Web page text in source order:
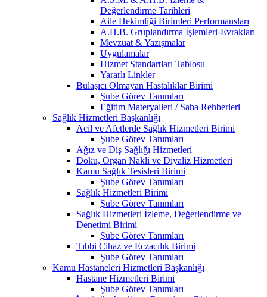
Değerlendirme Tarihleri
Aile Hekimliği Birimleri Performansları
A.H.B. Gruplandırma İşlemleri-Evrakları
Mevzuat & Yazışmalar
Uygulamalar
Hizmet Standartları Tablosu
Yararlı Linkler
Bulaşıcı Olmayan Hastalıklar Birimi
Şube Görev Tanımları
Eğitim Materyalleri / Saha Rehberleri
Sağlık Hizmetleri Başkanlığı
Acil ve Afetlerde Sağlık Hizmetleri Birimi
Şube Görev Tanımları
Ağız ve Diş Sağlığı Hizmetleri
Doku, Organ Nakli ve Diyaliz Hizmetleri
Kamu Sağlık Tesisleri Birimi
Şube Görev Tanımları
Sağlık Hizmetleri Birimi
Şube Görev Tanımları
Sağlık Hizmetleri İzleme, Değerlendirme ve
Denetimi Birimi
Şube Görev Tanımları
Tıbbi Cihaz ve Eczacılık Birimi
Şube Görev Tanımları
Kamu Hastaneleri Hizmetleri Başkanlığı
Hastane Hizmetleri Birimi
Şube Görev Tanımları